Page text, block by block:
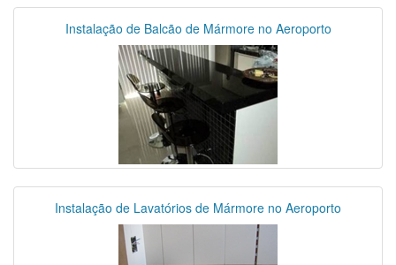
Instalação de Balcão de Mármore no Aeroporto
Instalação de Lavatórios de Mármore no Aeroporto